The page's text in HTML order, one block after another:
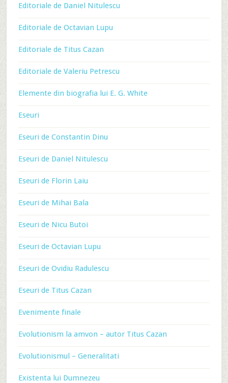
Editoriale de Daniel Nitulescu
Editoriale de Octavian Lupu
Editoriale de Titus Cazan
Editoriale de Valeriu Petrescu
Elemente din biografia lui E. G. White
Eseuri
Eseuri de Constantin Dinu
Eseuri de Daniel Nitulescu
Eseuri de Florin Laiu
Eseuri de Mihai Bala
Eseuri de Nicu Butoi
Eseuri de Octavian Lupu
Eseuri de Ovidiu Radulescu
Eseuri de Titus Cazan
Evenimente finale
Evolutionism la amvon – autor Titus Cazan
Evolutionismul – Generalitati
Existenta lui Dumnezeu